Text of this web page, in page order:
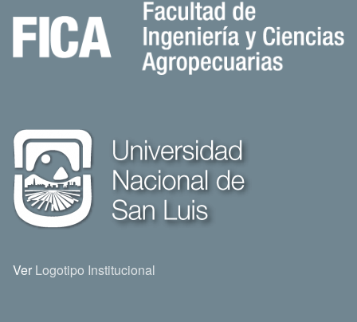
Ver Logotipo Institucional